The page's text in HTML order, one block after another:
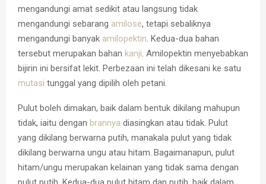
mengandungi amat sedikit atau langsung tidak
mengandungi sebarang amilose, tetapi sebaliknya
mengandungi banyak amilopektin . Kedua-dua bahan
tersebut merupakan bahan kanji . Amilopektin menyebabkan
bijirin ini bersifat lekit. Perbezaan ini telah dikesani ke satu
mutasi tunggal yang dipilih oleh petani.
Pulut boleh dimakan, baik dalam bentuk dikilang mahupun
tidak, iaitu dengan brannya diasingkan atau tidak. Pulut
yang dikilang berwarna putih, manakala pulut yang tidak
dikilang berwarna ungu atau hitam. Bagaimanapun, pulut
hitam/ungu merupakan kelainan yang tidak sama dengan